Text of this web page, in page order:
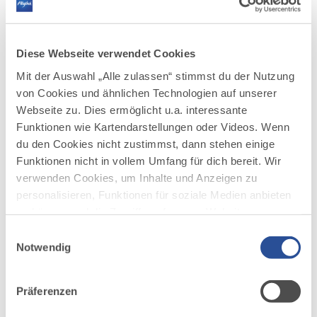
Diese Webseite verwendet Cookies
Mit der Auswahl „Alle zulassen“ stimmst du der Nutzung
von Cookies und ähnlichen Technologien auf unserer
Webseite zu. Dies ermöglicht u.a. interessante
Funktionen wie Kartendarstellungen oder Videos. Wenn
du den Cookies nicht zustimmst, dann stehen einige
Funktionen nicht in vollem Umfang für dich bereit. Wir
verwenden Cookies, um Inhalte und Anzeigen zu
personalisieren, Funktionen für soziale Medien anbieten
deiner Verwendung unserer Website an unsere Partner
möglicherweise mit weiteren Daten zusammen, die du
Notwendig
Präferenzen
AUFSTIEG
406 m
SCHWIERIGKEIT
mittel
RADTOUR
3
Burgen- und Schlösserrunde
©
Auf dieser Tour lernen Sie fast alle Burgen und
Schlösser der Region kennen – einsame und bekannte.
AUFSTIEG
mehr
mehr